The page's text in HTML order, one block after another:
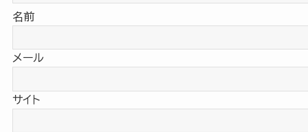
名前
メール
サイト